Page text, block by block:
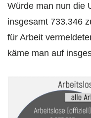
Würde man nun die
insgesamt 733.346
für Arbeit
käme man auf